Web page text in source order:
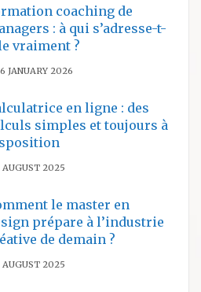
coaching de
: à qui s’adresse-t-
vraiment ?
JANUARY 2026
en ligne : des
simples et toujours à
AUGUST 2025
le master en
prépare à l’industrie
de demain ?
AUGUST 2025